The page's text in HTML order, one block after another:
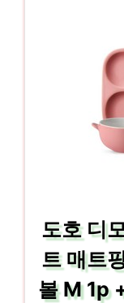
도호 디
트 매트
볼 M 1p